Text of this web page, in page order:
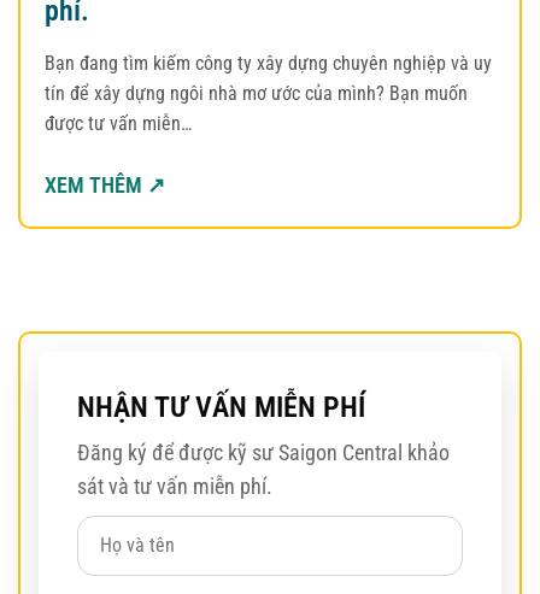
phí.
Bạn đang tìm kiếm công ty xây dựng chuyên nghiệp và uy
tín để xây dựng ngôi nhà mơ ước của mình? Bạn muốn
được tư vấn miễn…
XEM THÊM ↗
NHẬN TƯ VẤN MIỄN PHÍ
Đăng ký để được kỹ sư Saigon Central khảo
sát và tư vấn miễn phí.